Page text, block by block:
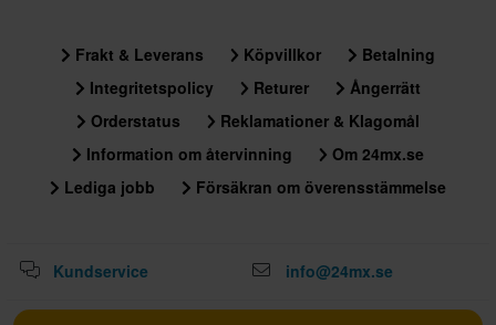
Frakt & Leverans Köpvillkor
Betalning
Integritetspolicy
Returer
Ångerrätt
Orderstatus
Reklamationer & Klagomål
Information om återvinning
Om 24mx.se
Lediga jobb
Försäkran om överensstämmelse
Kundservice info@24mx.se